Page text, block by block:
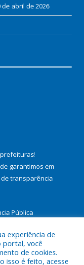
de abril de 2026
!
garantimos em
transparência
Pública
experiência de
portal, você
de cookies.
isso é feito, acesse